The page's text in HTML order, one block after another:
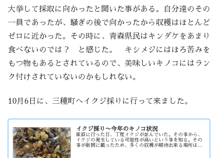
大挙して採取に向かったと聞いた事がある。自分達のその
一員であったが、騒ぎの後で向かったから収穫はほとんど
ゼロに近かった。その時に、青森県民はキンダケをあまり
食べないのでは？ と感じた。 キシメジにはほろ苦みを
もつ物もあるとされているので、美味しいキノコにはラン
ク付けされていないのかもしれない。
10月6日に、三種町へイクジ採りに行って来ました。
イクジ採り〜今年のキノコ状況
産直に行った日、丁度イクジが並んでいた。その事から、
イクジの発生している可能性が高いという事を知る。その
事が新聞に載ったため、多くの収穫が期待出来る場所は人